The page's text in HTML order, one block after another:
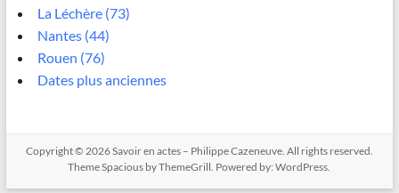
La Léchère (73)
Nantes (44)
Rouen (76)
Dates plus anciennes
Copyright © 2026Savoir en actes – Philippe Cazeneuve. All rights reserved.
ThemeSpacious by ThemeGrill. Powered by:WordPress